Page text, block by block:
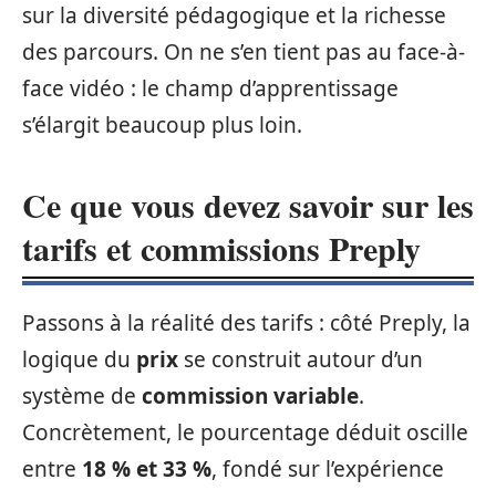
sur la diversité pédagogique et la richesse
des parcours. On ne s’en tient pas au face-à-
face vidéo : le champ d’apprentissage
s’élargit beaucoup plus loin.
Ce que vous devez savoir sur les
tarifs et commissions Preply
Passons à la réalité des tarifs : côté Preply, la
logique du prix se construit autour d’un
système de commission variable.
Concrètement, le pourcentage déduit oscille
entre 18 % et 33 %, fondé sur l’expérience